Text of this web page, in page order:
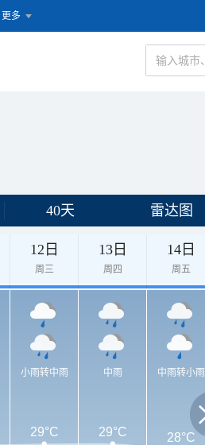
更多
40天 雷达图
12日
周三
13日
周四
14日
周五
小雨转中雨 中雨 中雨转小雨
29°C 29°C 28°C